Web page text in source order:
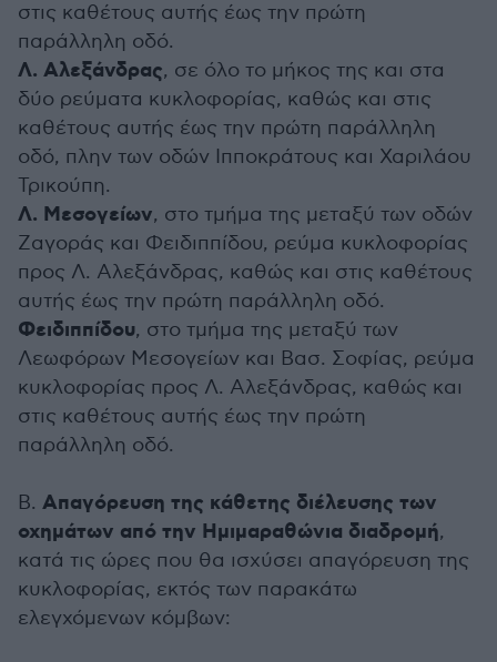
στις καθέτους αυτής έως την πρώτη
παράλληλη οδό.
Λ. Αλεξάνδρας, σε όλο το μήκος της και στα
δύο ρεύματα κυκλοφορίας, καθώς και στις
καθέτους αυτής έως την πρώτη παράλληλη
οδό, πλην των οδών Ιπποκράτους και Χαριλάου
Τρικούπη.
Λ. Μεσογείων, στο τμήμα της μεταξύ των οδών
Ζαγοράς και Φειδιππίδου, ρεύμα κυκλοφορίας
προς Λ. Αλεξάνδρας, καθώς και στις καθέτους
αυτής έως την πρώτη παράλληλη οδό.
Φειδιππίδου, στο τμήμα της μεταξύ των
Λεωφόρων Μεσογείων και Βασ. Σοφίας, ρεύμα
κυκλοφορίας προς Λ. Αλεξάνδρας, καθώς και
στις καθέτους αυτής έως την πρώτη
παράλληλη οδό.
Β. Απαγόρευση της κάθετης διέλευσης των
οχημάτων από την Ημιμαραθώνια διαδρομή,
κατά τις ώρες που θα ισχύσει απαγόρευση της
κυκλοφορίας, εκτός των παρακάτω
ελεγχόμενων κόμβων: